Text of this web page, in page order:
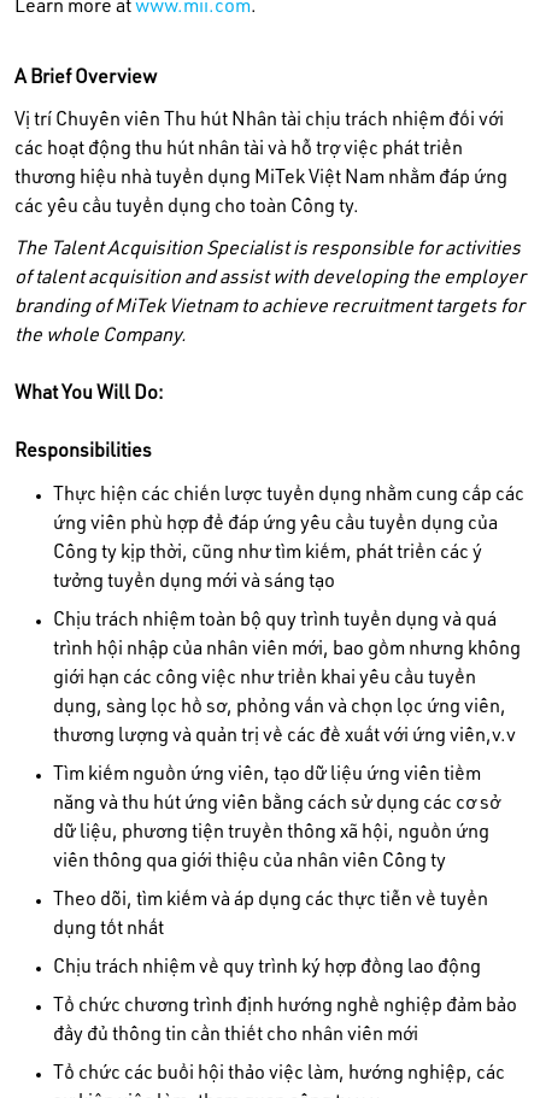
Learn more atwww.mii.com.
A Brief Overview
Vị trí Chuyên viên Thu hút Nhân tài chịu trách nhiệm đối với
các hoạt động thu hút nhân tài và hỗ trợ việc phát triển
thương hiệu nhà tuyển dụng MiTek Việt Nam nhằm đáp ứng
các yêu cầu tuyển dụng cho toàn Công ty.
The Talent Acquisition Specialist is responsible for activities
of talent acquisition and assist with developing the employer
branding of MiTek Vietnam to achieve recruitment targets for
the whole Company.
What You Will Do:
Responsibilities
Thực hiện các chiến lược tuyển dụng nhằm cung cấp các
ứng viên phù hợp để đáp ứng yêu cầu tuyển dụng của
Công ty kịp thời, cũng như tìm kiếm, phát triển các ý
tưởng tuyển dụng mới và sáng tạo
Chịu trách nhiệm toàn bộ quy trình tuyển dụng và quá
trình hội nhập của nhân viên mới, bao gồm nhưng không
giới hạn các công việc như triển khai yêu cầu tuyển
dụng, sàng lọc hồ sơ, phỏng vấn và chọn lọc ứng viên,
thương lượng và quản trị về các đề xuất với ứng viên,v.v
Tìm kiếm nguồn ứng viên, tạo dữ liệu ứng viên tiềm
năng và thu hút ứng viên bằng cách sử dụng các cơ sở
dữ liệu, phương tiện truyền thông xã hội, nguồn ứng
viên thông qua giới thiệu của nhân viên Công ty
Theo dõi, tìm kiếm và áp dụng các thực tiễn về tuyển
dụng tốt nhất
Chịu trách nhiệm về quy trình ký hợp đồng lao động
Tổ chức chương trình định hướng nghề nghiệp đảm bảo
đầy đủ thông tin cần thiết cho nhân viên mới
Tổ chức các buổi hội thảo việc làm, hướng nghiệp, các